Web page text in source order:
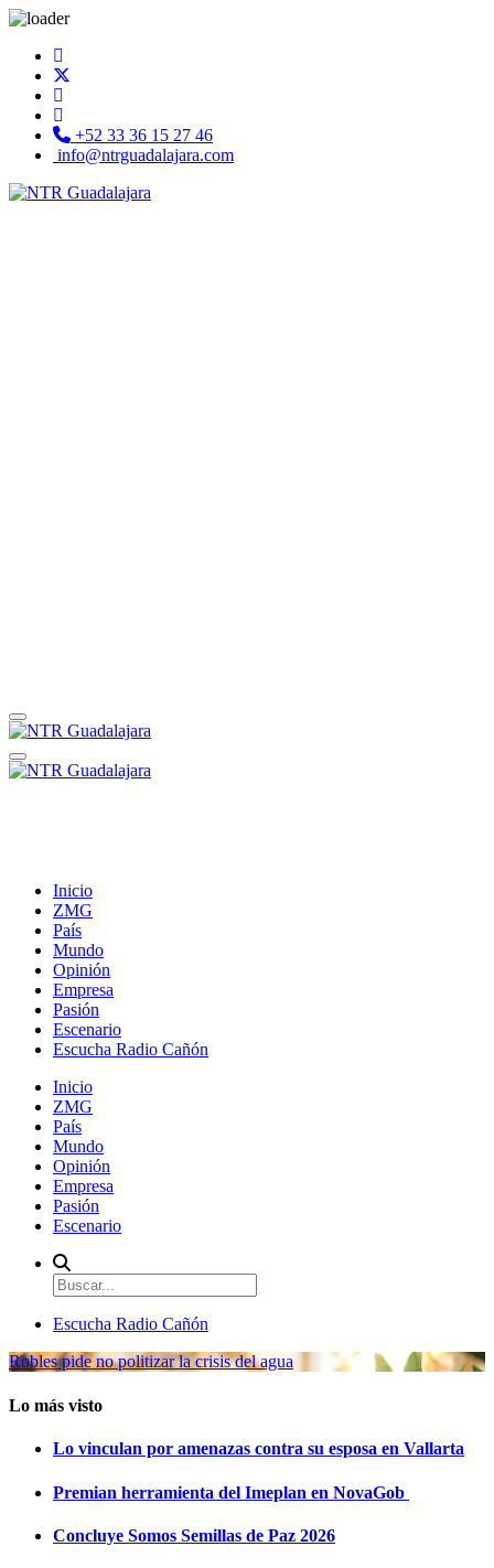
+52 33 36 15 27 46
info@ntrguadalajara.com
Inicio
ZMG
País
Mundo
Opinión
Empresa
Pasión
Escenario
Escucha Radio Cañón
Inicio
ZMG
País
Mundo
Opinión
Empresa
Pasión
Escenario
Escucha Radio Cañón
Robles pide no politizar la crisis del agua
Lo más visto
Lo vinculan por amenazas contra su esposa en Vallarta
Premian herramienta del Imeplan en NovaGob
Concluye Somos Semillas de Paz 2026